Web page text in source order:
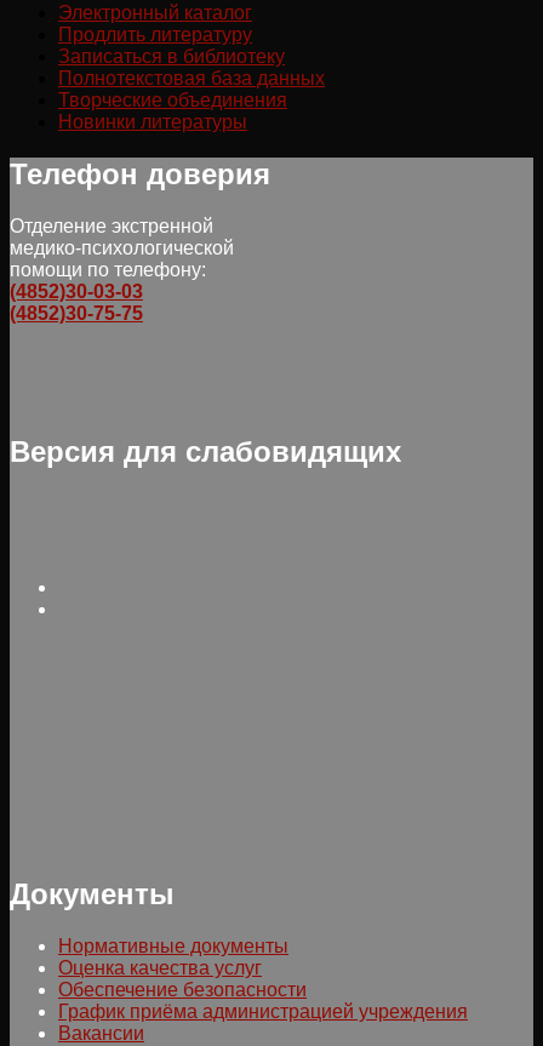
Электронный каталог
Продлить литературу
Записаться в библиотеку
Полнотекстовая база данных
Творческие объединения
Новинки литературы
Телефон доверия
Отделение экстренной
медико-психологической
помощи по телефону:
(4852)30-03-03
(4852)30-75-75
Версия для слабовидящих
Документы
Нормативные документы
Оценка качества услуг
Обеспечение безопасности
График приёма администрацией учреждения
Вакансии